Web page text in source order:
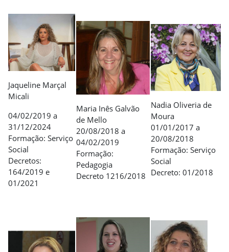
Jaqueline Marçal
Micali
04/02/2019 a
31/12/2024
Formação: Serviço
Social
Decretos:
164/2019 e
01/2021
Maria Inês Galvão
de Mello
20/08/2018 a
04/02/2019
Formação:
Pedagogia
Decreto 1216/2018
Nadia Oliveria de
Moura
01/01/2017 a
20/08/2018
Formação: Serviço
Social
Decreto: 01/2018